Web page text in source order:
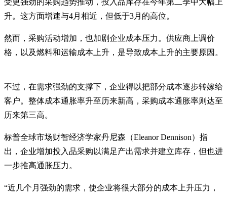
受更强劲的采购趋势推动，投入品库存在今年第二季中大幅上
升。这方面增速与4月相近，但低于3月的高位。
然而，采购活动增加，也加剧企业成本压力。供应商上调价
格，以及燃料和运输成本上升，是导致成本上升的主要原因。
不过，在需求强劲的支撑下，企业得以把部分成本逐步转嫁给
客户。整体成本通胀率升至历来新高，采购成本通胀率则达至
历来第三高。
标普全球市场财智经济学家丹尼森（Eleanor Dennison）指
出，企业增加投入品采购以满足产出需求并建立库存，但也进
一步推高通胀压力。
“近几个月强劲的需求，使企业将很大部分的成本上升压力，